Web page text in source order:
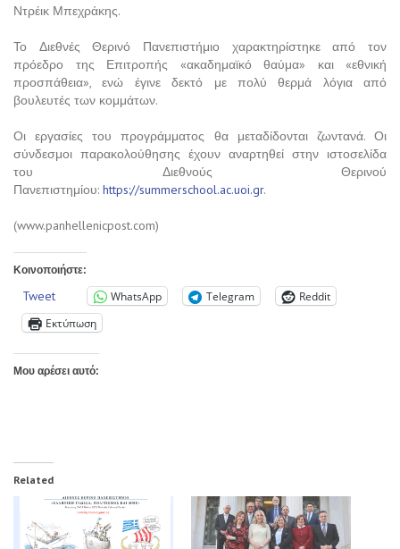
Ντρέικ Μπεχράκης.
Το Διεθνές Θερινό Πανεπιστήμιο χαρακτηρίστηκε από τον
πρόεδρο της Επιτροπής «ακαδημαϊκό θαύμα» και «εθνική
προσπάθεια», ενώ έγινε δεκτό με πολύ θερμά λόγια από
βουλευτές των κομμάτων.
Οι εργασίες του προγράμματος θα μεταδίδονται ζωντανά. Οι
σύνδεσμοι παρακολούθησης έχουν αναρτηθεί στην ιστοσελίδα
του Διεθνούς Θερινού
Πανεπιστημίου: https://summerschool.ac.uoi.gr.
(www.panhellenicpost.com)
Κοινοποιήστε:
Tweet WhatsApp Telegram
Reddit
Εκτύπωση
Μου αρέσει αυτό:
Related